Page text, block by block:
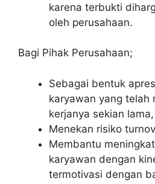
karena terbukti
oleh perusahaan.
Bagi Pihak Perusahaan;
Sebagai bentuk
karyawan yang telah
kerjanya sekian lama,
Menekan risiko
Membantu
karyawan dengan
termotivasi dengan